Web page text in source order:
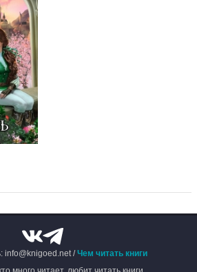
info@knigoed.net /Чем читать книги